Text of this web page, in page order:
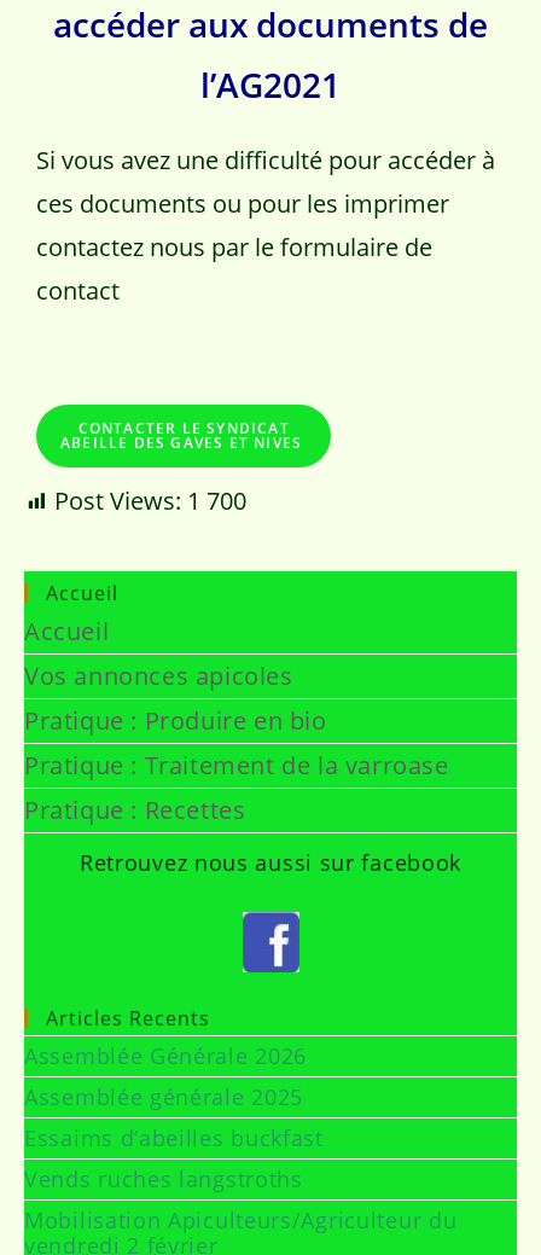
accéder aux documents de
l’AG2021
Si vous avez une difficulté pour accéder à
ces documents ou pour les imprimer
contactez nous par le formulaire de
contact
CONTACTER LE SYNDICAT
ABEILLE DES GAVES ET NIVES
Post Views: 1 700
Accueil
Accueil
Vos annonces apicoles
Pratique : Produire en bio
Pratique : Traitement de la varroase
Pratique : Recettes
Retrouvez nous aussi sur facebook
Articles Recents
Assemblée Générale 2026
Assemblée générale 2025
Essaims d’abeilles buckfast
Vends ruches langstroths
Mobilisation Apiculteurs/Agriculteur du
vendredi 2 février